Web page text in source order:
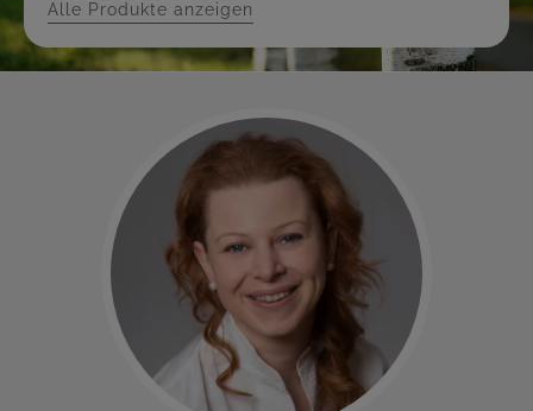
Alle Produkte anzeigen